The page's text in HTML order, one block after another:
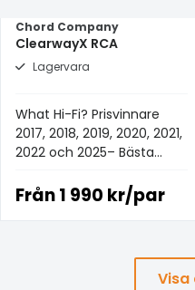
Chord Company
ClearwayX RCA
Lagervara
What Hi-Fi? Prisvinnare
2017, 2018, 2019, 2020, 2021,
2022 och 2025– Bästa
£100+.
Från1 990 kr/par
Visa